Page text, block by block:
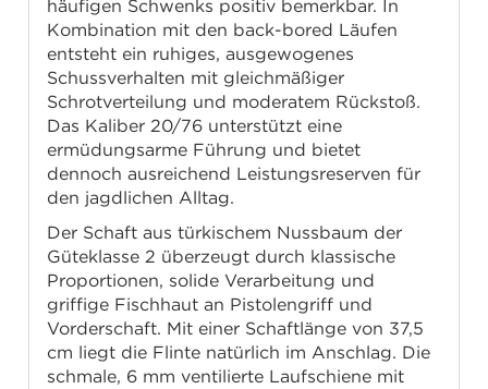
häufigen Schwenks positiv bemerkbar. In
Kombination mit den back-bored Läufen
entsteht ein ruhiges, ausgewogenes
Schussverhalten mit gleichmäßiger
Schrotverteilung und moderatem Rückstoß.
Das Kaliber 20/76 unterstützt eine
ermüdungsarme Führung und bietet
dennoch ausreichend Leistungsreserven für
den jagdlichen Alltag.
Der Schaft aus türkischem Nussbaum der
Güteklasse 2 überzeugt durch klassische
Proportionen, solide Verarbeitung und
griffige Fischhaut an Pistolengriff und
Vorderschaft. Mit einer Schaftlänge von 37,5
cm liegt die Flinte natürlich im Anschlag. Die
schmale, 6 mm ventilierte Laufschiene mit